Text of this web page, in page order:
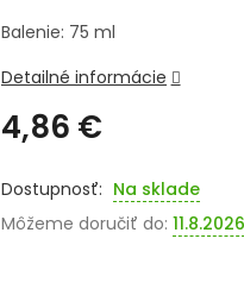
4,86 €
cena:
Na sklade
Môžeme doručiť do: 11.8.2026
Balenie: 75 ml
Detailné informácie